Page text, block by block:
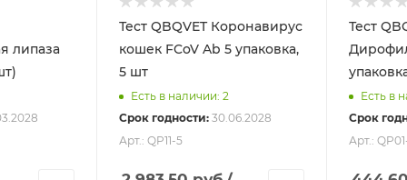
липаза
Тест QBQVET Коронавирус
кошек FCoV Ab 5 упаковка,
5 шт
Есть в наличии: 2
Срок годности: 30.06.2028
Арт.: QP11-5
Тест
Есть в
Срок
Арт.: